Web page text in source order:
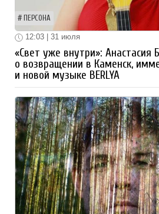
ПЕРСОНА
12:03 | 31 июля
«Свет уже внутри»: Анастасия
о возвращении в Каменск,
и новой музыке BERLYA